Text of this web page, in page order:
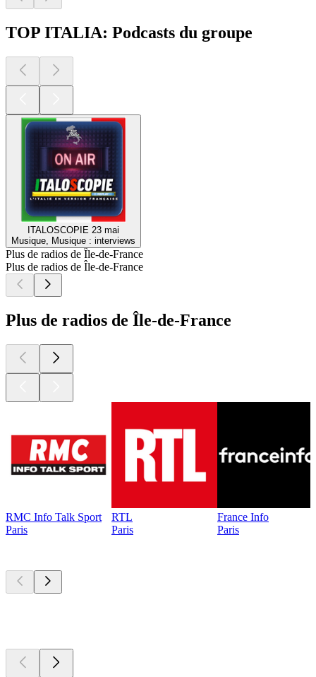
TOP ITALIA: Podcasts du groupe
ITALOSCOPIE 23 mai
Musique, Musique : interviews
Plus de radios de Île-de-France
Plus de radios de Île-de-France
Plus de radios de Île-de-France
RMC Info Talk Sport
Paris
RTL
Paris
France Info
Paris